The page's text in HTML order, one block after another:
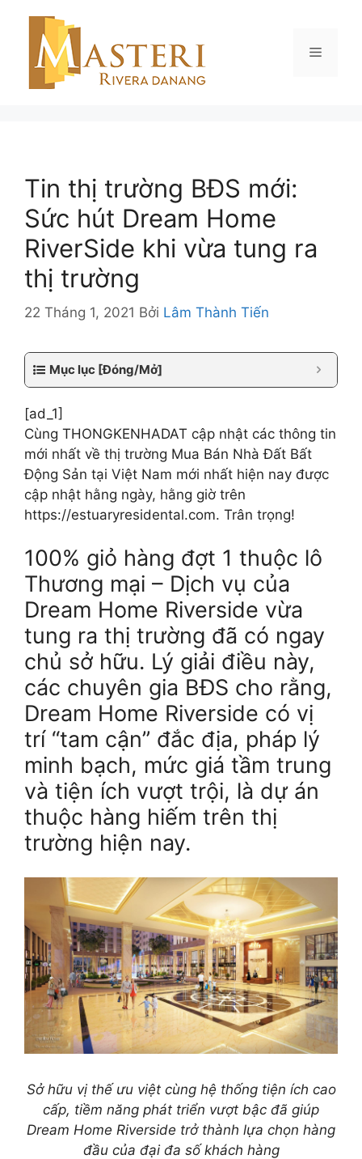
Menu
Tin thị trường BĐS mới:
Sức hút Dream Home
RiverSide khi vừa tung ra
thị trường
22 Tháng 1, 2021 Bởi Lâm Thành Tiến
Mục lục [Đóng/Mở]
[ad_1]
Cùng THONGKENHADAT cập nhật các thông tin
mới nhất về thị trường Mua Bán Nhà Đất Bất
Động Sản tại Việt Nam mới nhất hiện nay được
cập nhật hằng ngày, hằng giờ trên
https://estuaryresidental.com. Trân trọng!
100% giỏ hàng đợt 1 thuộc lô
Thương mại – Dịch vụ của
Dream Home Riverside vừa
tung ra thị trường đã có ngay
chủ sở hữu. Lý giải điều này,
các chuyên gia BĐS cho rằng,
Dream Home Riverside có vị
trí “tam cận” đắc địa, pháp lý
minh bạch, mức giá tầm trung
và tiện ích vượt trội, là dự án
thuộc hàng hiếm trên thị
trường hiện nay.
Sở hữu vị thế ưu việt cùng hệ thống tiện ích cao
cấp, tiềm năng phát triển vượt bậc đã giúp
Dream Home Riverside trở thành lựa chọn hàng
đầu của đại đa số khách hàng